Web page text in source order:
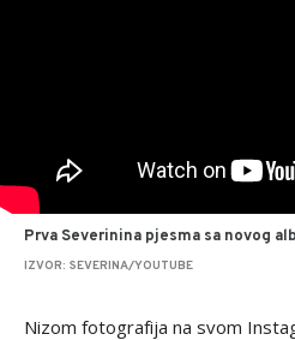
Prva Severinina pjesma sa novog
IZVOR: SEVERINA/YOUTUBE
Nizom fotografija na svom